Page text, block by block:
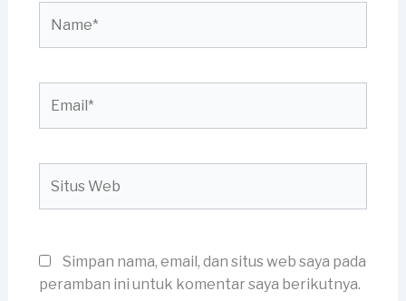
Web
Simpan nama, email, dan situs web saya pada
peramban ini untuk komentar saya berikutnya.